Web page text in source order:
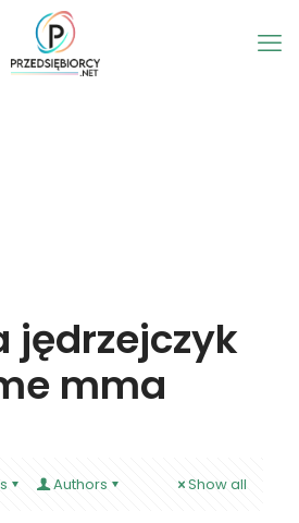
jędrzejczyk
mma
Authors Show all